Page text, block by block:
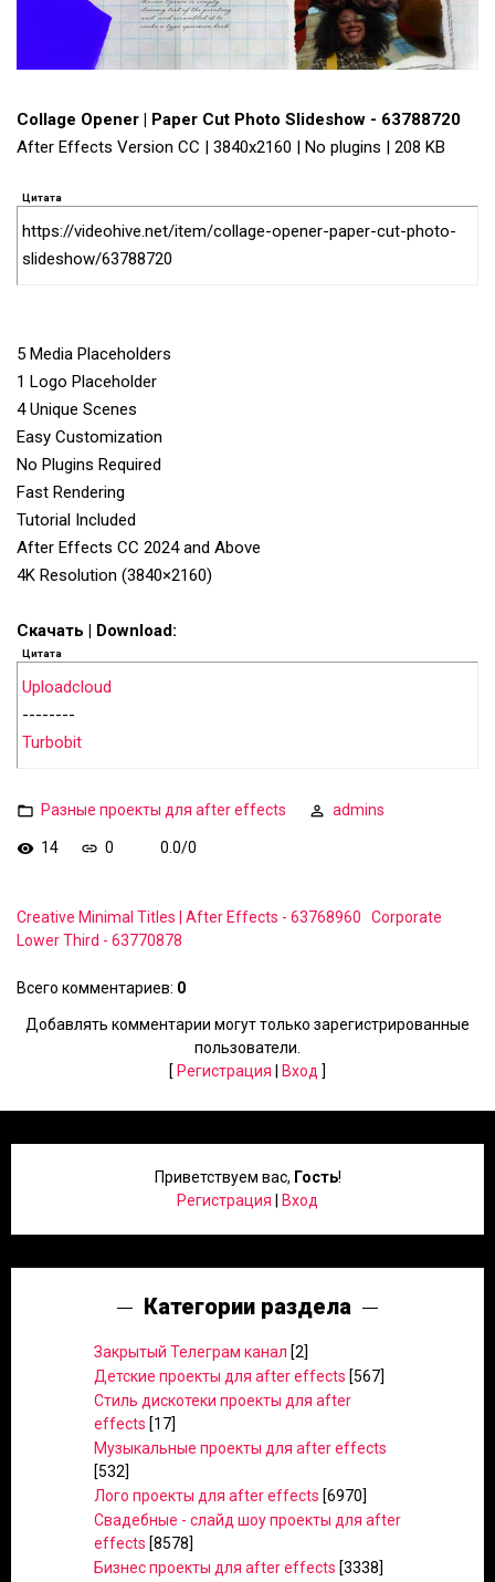
Collage Opener | Paper Cut Photo Slideshow - 63788720
After Effects Version CC | 3840x2160 | No plugins | 208 KB
Цитата
https://videohive.net/item/collage-opener-paper-cut-photo-
slideshow/63788720
5 Media Placeholders
1 Logo Placeholder
4 Unique Scenes
Easy Customization
No Plugins Required
Fast Rendering
Tutorial Included
After Effects CC 2024 and Above
4K Resolution (3840×2160)
Скачать | Download:
Цитата
Uploadcloud
--------
Turbobit
Разные проекты для after effects admins
14 0 0.0/0
Creative Minimal Titles | After Effects - 63768960
Corporate
Lower Third - 63770878
Всего комментариев: 0
Добавлять комментарии могут только зарегистрированные
пользователи.
[ Регистрация Вход ]
Приветствуем вас, Гость!
Регистрация
Вход
Категории раздела
Закрытый Телеграм канал [2]
Детские проекты для after effects [567]
Стиль дискотеки проекты для after
effects [17]
Музыкальные проекты для after effects
[532]
Лого проекты для after effects [6970]
Свадебные - слайд шоу проекты для after
effects [8578]
Бизнес проекты для after effects [3338]